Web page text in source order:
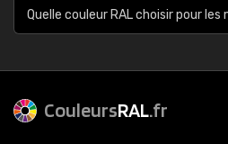
Quelle couleur RAL choisir pour
CouleursRAL.fr